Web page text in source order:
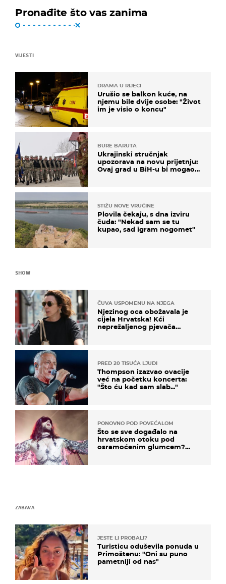
Pronađite što vas zanima
VIJESTI
DRAMA U RIJECI
Urušio se balkon kuće, na
njemu bile dvije osobe: "Život
im je visio o koncu"
BURE BARUTA
Ukrajinski stručnjak
upozorava na novu prijetnju:
Ovaj grad u BiH-u bi mogao
STIŽU NOVE VRUĆINE
Plovila čekaju, s dna izviru
čuda: "Nekad sam se tu
kupao, sad igram nogomet"
SHOW
ČUVA USPOMENU NA NJEGA
Njezinog oca obožavala je
cijela Hrvatska! Kći
neprežaljenog pjevača
PRED 20 TISUĆA LJUDI
Thompson izazvao ovacije
već na početku koncerta:
"Što ću kad sam slab..."
PONOVNO POD POVEĆALOM
Što se sve događalo na
hrvatskom otoku pod
osramoćenim glumcem?
ZABAVA
JESTE LI PROBALI?
Turisticu oduševila ponuda u
Primoštenu: "Oni su puno
pametniji od nas"